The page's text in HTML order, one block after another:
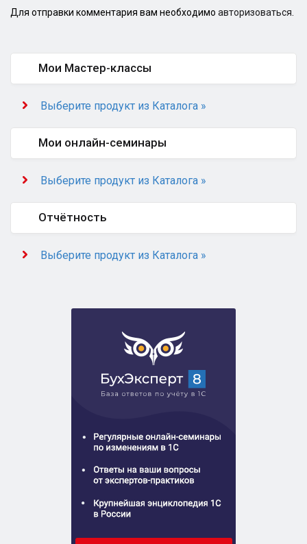
Для отправки комментария вам необходимо авторизоваться
Мои Мастер-классы
Выберите продукт из Каталога »
Мои онлайн-семинары
Выберите продукт из Каталога »
Отчётность
Выберите продукт из Каталога »